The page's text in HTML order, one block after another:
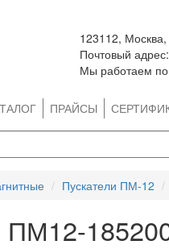
123112,
Почтовый
Мы работаем
ПРАЙСЫ
Пускатели ПМ-12
ПМ12-